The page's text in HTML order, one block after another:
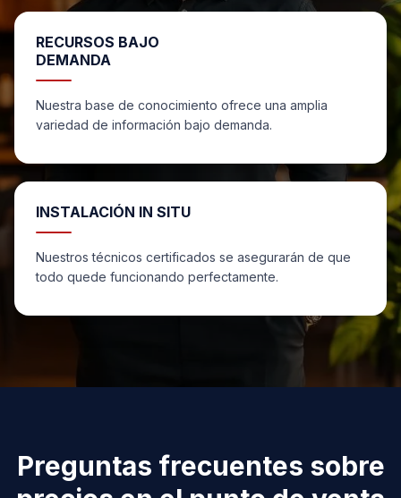
RECURSOS BAJO
DEMANDA
Nuestra base de conocimiento ofrece una amplia
variedad de información bajo demanda.
INSTALACIÓN IN SITU
Nuestros técnicos certificados se asegurarán de que
todo quede funcionando perfectamente.
Preguntas frecuentes sobre